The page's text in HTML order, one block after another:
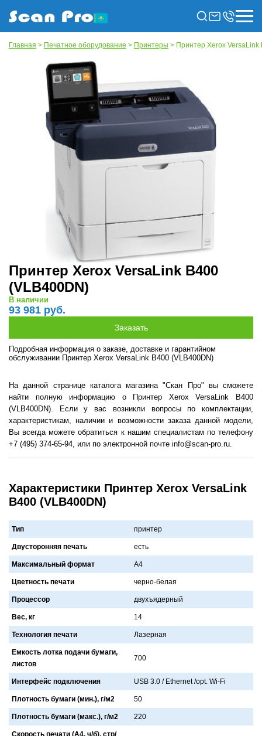
Главная > Печатное оборудование > Принтеры > Принтер Xerox VersaLink
Принтер Xerox VersaLink B400
(VLB400DN)
В наличии
93 981 руб.
Подробная информация о заказе, доставке и гарантийном
обслуживании Принтер Xerox VersaLink B400 (VLB400DN)
На данной странице каталога магазина "Скан Про" вы сможете
найти полную информацию о Принтер Xerox VersaLink B400
(VLB400DN). Если у вас возникли вопросы по комплектации,
характеристикам, наличии и возможности заказа данной модели,
Вы всегда можете обратиться к нашим специалистам по телефону
+7 (495) 374-65-94, или по электронной почте info@scan-pro.ru.
Характеристики Принтер Xerox VersaLink
B400 (VLB400DN)
Тип принтер
Двусторонняя печать есть
Максимальный формат A4
Цветность печати черно-белaя
Процессор двухъядерный
Вес, кг 14
Технология печати Лaзернaя
Емкость лотка подачи бумаги,
листов
700
Интерфейс подключения USB 3.0 / Ethernet /opt. Wi-Fi
Плотность бумаги (мин.), г/м2 50
Плотность бумаги (макс.), г/м2 220